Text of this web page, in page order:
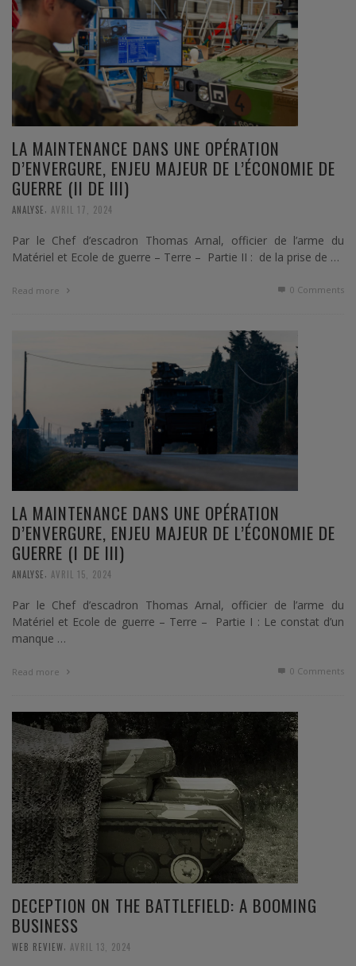
LA MAINTENANCE DANS UNE OPÉRATION
D’ENVERGURE, ENJEU MAJEUR DE L’ÉCONOMIE DE
GUERRE (II DE III)
ANALYSE AVRIL 17, 2024
Par le Chef d’escadron Thomas Arnal, officier de l’arme du
Matériel et Ecole de guerre – Terre – Partie II : de la prise de …
Read more 0 Comments
LA MAINTENANCE DANS UNE OPÉRATION
D’ENVERGURE, ENJEU MAJEUR DE L’ÉCONOMIE DE
GUERRE (I DE III)
ANALYSE AVRIL 15, 2024
Par le Chef d’escadron Thomas Arnal, officier de l’arme du
Matériel et Ecole de guerre – Terre – Partie I : Le constat d’un
manque …
Read more 0 Comments
DECEPTION ON THE BATTLEFIELD: A BOOMING
BUSINESS
WEB REVIEW AVRIL 13, 2024